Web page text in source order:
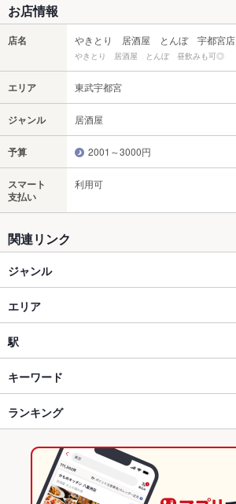
お店情報
店名 やきとり 居酒屋 とんぼ 宇都宮店
やきとり 居酒屋 とんぼ 昼飲みも可◎
エリア 東武宇都宮
ジャンル 居酒屋
予算 2001～3000円
スマート
支払い
利用可
関連リンク
ジャンル
居酒屋
海鮮
宇都宮 × 居酒屋
宇都宮 × 海鮮
東武宇都宮駅 × 居酒屋
東武宇都宮駅 × 海鮮
エリア
東武宇都宮
東武宇都宮 × 居酒屋
東武宇都宮 × 海鮮
栃木 × 居酒屋
駅
宇都宮駅
東武宇都宮駅
キーワード
からあげ
ランキング
栃木のグルメランキング
栃木の居酒屋ランキング